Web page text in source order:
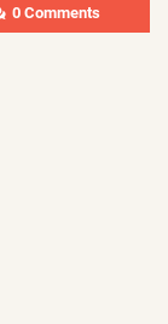
0 Comments